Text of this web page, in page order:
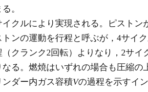
。
ルにより実現される。ピストン
ンの運動を行程と呼ぶが，4サイ
クランク2回転）よりなり，2サイ
る。燃焼はいずれの場合も圧縮の
ンダー内ガス容積Vの過程を示すイ